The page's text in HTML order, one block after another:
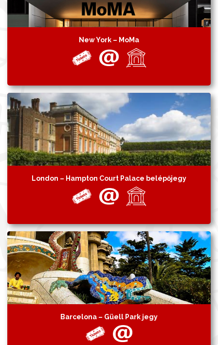
New York – MoMa
London – Hampton Court Palace belépőjegy
Barcelona – Güell Park jegy